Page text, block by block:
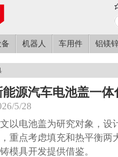
机器人 车用件 铝镁
能源汽车电池盖一
5/28
以电池盖为研究对象，设
重点考虑填充和热平衡两
模具开发提供借鉴。